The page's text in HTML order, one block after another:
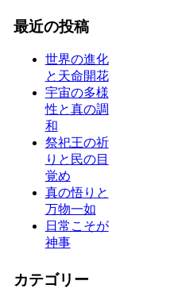
最近の投稿
世界の進化
と天命開花
宇宙の多様
性と真の調
和
祭祀王の祈
りと民の目
覚め
真の悟りと
万物一如
日常こそが
神事
カテゴリー